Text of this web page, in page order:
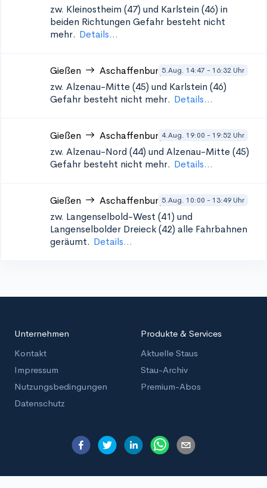
zw. Kleinostheim (47) und Karlstein (46) in
beiden Richtungen Gefahr besteht nicht
mehr. Details...
Gießen Aschaffenburg5.Aug. 14:47 - 16:32 Uhr
zw. Alzenau-Mitte (45) und Karlstein (46)
Gefahr besteht nicht mehr. Details...
Gießen Aschaffenburg4.Aug. 19:00 - 19:52 Uhr
zw. Alzenau-Nord (44) und Alzenau-Mitte (45)
Gefahr besteht nicht mehr. Details...
Gießen Aschaffenburg5.Aug. 10:00 - 13:49 Uhr
zw. Langenselbold-West (41) und
Langenselbolder Dreieck (42) alle Fahrbahnen
geräumt. Details...
Unternehmen
Kontakt
Impressum
Nutzungsbedingungen
Datenschutz
Produkte & Services
Aktuelle Staus
Stau-Archiv
Premium-Abos